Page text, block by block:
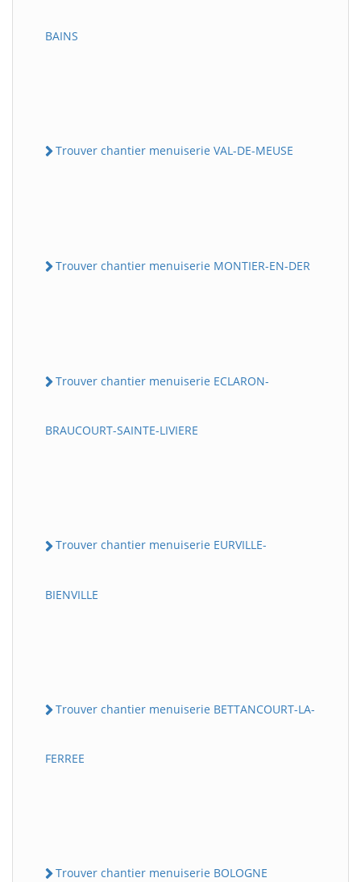
BAINS
Trouver chantier menuiserie VAL-DE-MEUSE
Trouver chantier menuiserie MONTIER-EN-DER
Trouver chantier menuiserie ECLARON-
BRAUCOURT-SAINTE-LIVIERE
Trouver chantier menuiserie EURVILLE-
BIENVILLE
Trouver chantier menuiserie BETTANCOURT-LA-
FERREE
Trouver chantier menuiserie BOLOGNE